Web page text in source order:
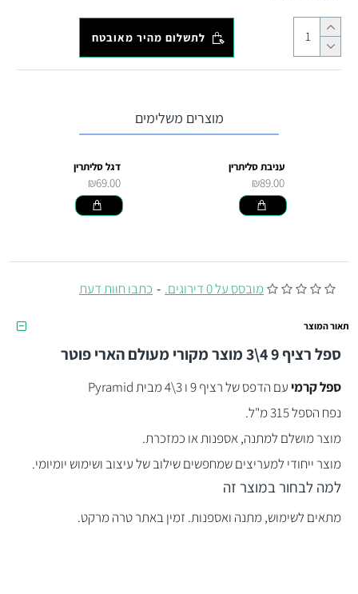
מובסס על 0 דירוגים. - כתבו חוות דעת
לתשלום מהיר מאובטח
מוצרים משלימים
עניבת סליתרין
₪89.00
דגל סליתרין
₪69.00
תאור המוצר
ספל רציף 9 4\3 מוצר מקורי מעולם הארי פוטר
ספל קרמי עם הדפס של רציף 9 ו 3\4
מבית Pyramid
נפח הספל 315 מ"ל.
מוצר מושלם למתנה, אספנות או כמזכרת.
מוצר ייחודי למעריצים שמחפשים שילוב של עיצוב ושימוש יומיומי.
למה לבחור במוצר זה
מתאים לשימוש, מתנה ואספנות. זמין באתר טרה מרקט.